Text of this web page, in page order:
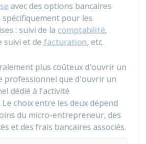
avec des options bancaires
spécifiquement pour les
: suivi de la comptabilité,
suivi et de facturation, etc.
plus coûteux d'ouvrir un
professionnel que d'ouvrir un
dédié à l'activité
choix entre les deux dépend
du micro-entrepreneur, des
et des frais bancaires associés.